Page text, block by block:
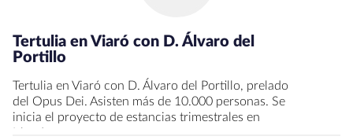
Tertulia en Viaró con D. Álvaro del
Portillo
Tertulia en Viaró con D. Álvaro del Portillo, prelado
del Opus Dei. Asisten más de 10.000 personas. Se
inicia el proyecto de estancias trimestrales en
Irlanda.